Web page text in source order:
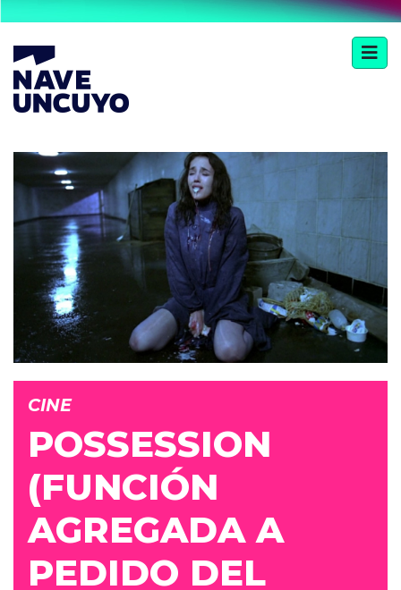
CINE
POSSESSION
(FUNCIÓN
AGREGADA A
PEDIDO DEL